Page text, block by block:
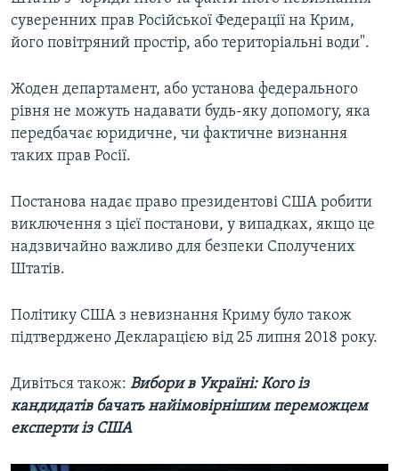
суверенних прав Російської Федерації на Крим,
його повітряний простір, або територіальні води".
Жоден департамент, або установа федерального
рівня не можуть надавати будь-яку допомогу, яка
передбачає юридичне, чи фактичне визнання
таких прав Росії.
Постанова надає право президентові США робити
виключення з цієї постанови, у випадках, якщо це
надзвичайно важливо для безпеки Сполучених
Штатів.
Політику США з невизнання Криму було також
підтверджено Декларацією від 25 липня 2018 року.
Дивіться також: Вибори в Україні: Кого із
кандидатів бачать найімовірнішим переможцем
експерти із США